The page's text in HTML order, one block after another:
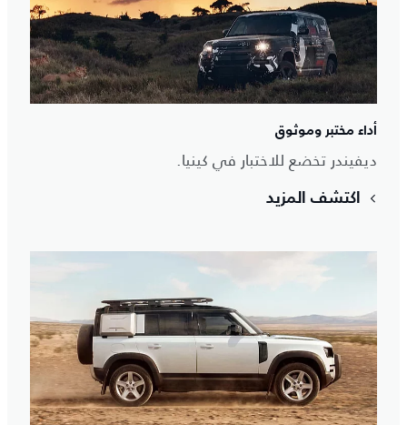
أداء مختبر وموثوق
ديفيندر تخضع للاختبار في كينيا.
اكتشف المزيد